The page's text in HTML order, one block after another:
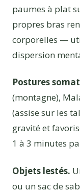
paumes à plat
propres bras
corporelles —
dispersion
Postures
(montagne),
(assise sur les
gravité et
1 à 3 minutes
Objets lestés.
ou un sac de